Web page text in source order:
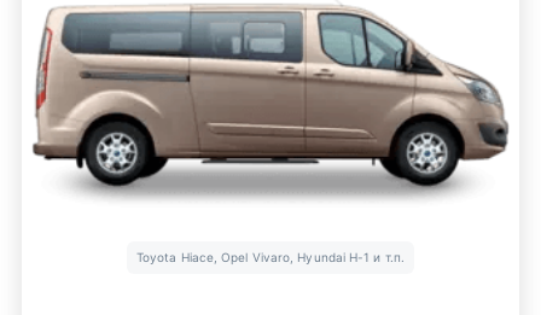
Toyota Hiace, Opel Vivaro, Hyundai H-1 и т.п.